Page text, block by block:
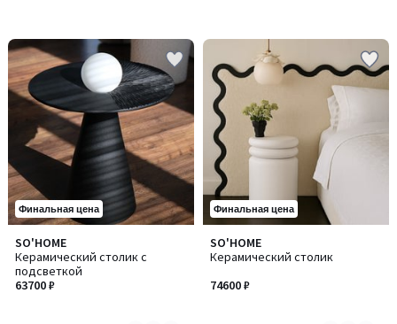
Финальная цена
SO'HOME
Керамический столик с
подсветкой
63700 ₽
Количество
цветов:
3
Финальная цена
SO'HOME
Керамический столик
74600 ₽
Количество
цветов:
7